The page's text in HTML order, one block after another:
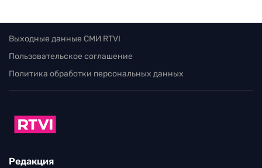
Выходные данные СМИ RTVI
Пользовательское соглашение
Политика обработки персональных данных
Редакция